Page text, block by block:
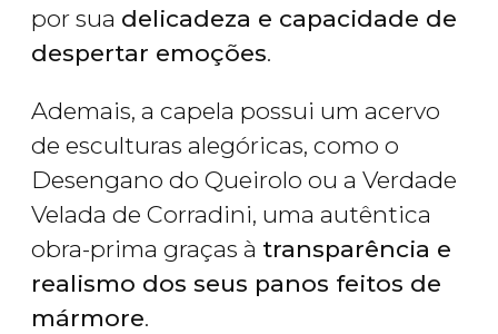
por sua delicadeza e capacidade de
despertar emoções.
Ademais, a capela possui um acervo
de esculturas alegóricas, como o
Desengano do Queirolo ou a Verdade
Velada de Corradini, uma autêntica
obra-prima graças à transparência e
realismo dos seus panos feitos de
mármore.